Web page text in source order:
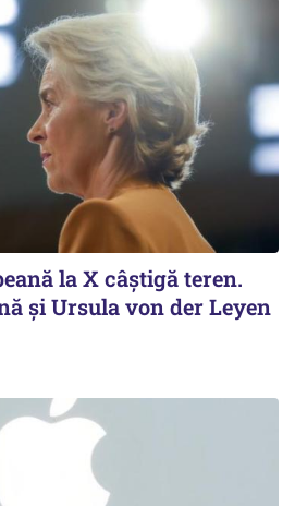
la X câștigă teren.
și Ursula von der Leyen